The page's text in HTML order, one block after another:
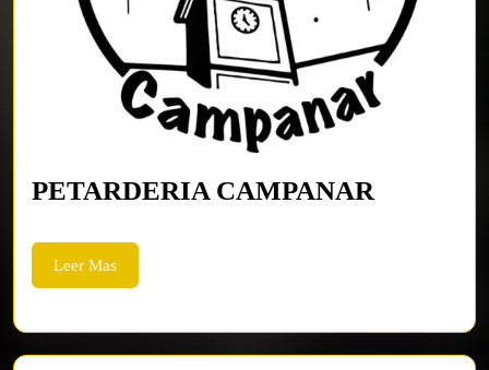
PETARDERIA CAMPANAR
Leer MasLeer
Mas